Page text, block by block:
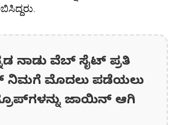
ನಾಡು ವೆಬ್ ಸೈಟ್ ಪ್ರತಿ
ಮೊದಲು ಪಡೆಯಲು
ಜಾಯಿನ್ ಆಗಿ